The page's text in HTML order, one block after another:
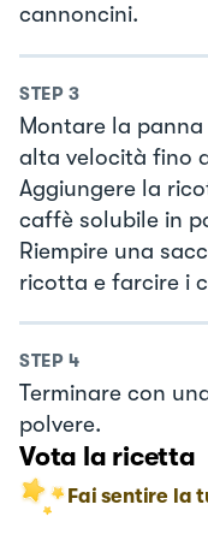
cannoncini.
STEP 3
Montare la
alta velocità fino
Aggiungere la
caffè solubile in
Riempire una
ricotta e farcire i
STEP 4
Terminare con
polvere.
Vota la ricetta
Fai sentire la